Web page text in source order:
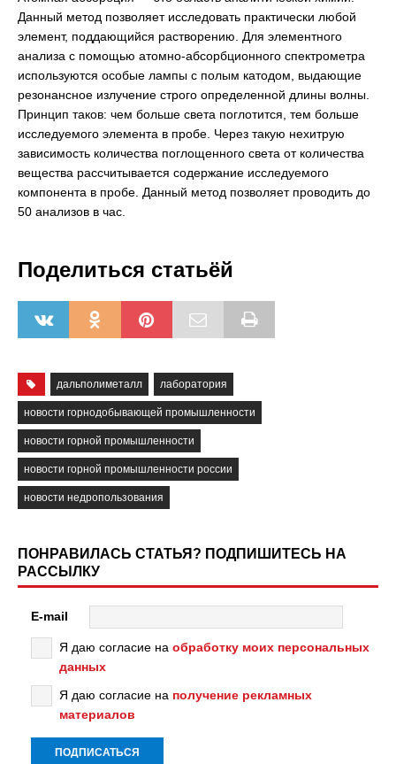
Данный метод позволяет исследовать практически любой
элемент, поддающийся растворению. Для элементного
анализа с помощью атомно-абсорбционного спектрометра
используются особые лампы с полым катодом, выдающие
резонансное излучение строго определенной длины волны.
Принцип таков: чем больше света поглотится, тем больше
исследуемого элемента в пробе. Через такую нехитрую
зависимость количества поглощенного света от количества
вещества рассчитывается содержание исследуемого
компонента в пробе. Данный метод позволяет проводить до
50 анализов в час.
Поделиться статьёй
дальполиметалл лаборатория
новости горнодобывающей промышленности
новости горной промышленности
новости горной промышленности россии
новости недропользования
ПОНРАВИЛАСЬ СТАТЬЯ? ПОДПИШИТЕСЬ НА
РАССЫЛКУ
E-mail
Я даю согласие на обработку моих персональных
данных
Я даю согласие на получение рекламных
материалов